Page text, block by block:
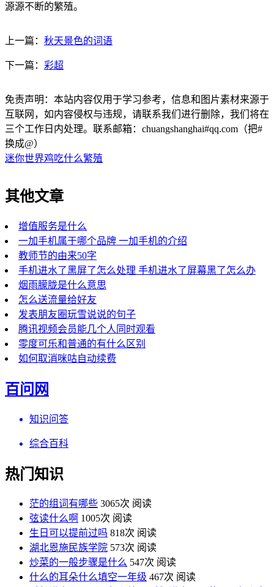
源源不断的繁殖。
上一篇： 秋天景色的词语
下一篇： 彩超
免责声明：本站内容仅用于学习参考，信息和图片素材来源于
互联网，如内容侵权与违规，请联系我们进行删除，我们将在
三个工作日内处理。联系邮箱：chuangshanghai#qq.com（把#
换成@）
迷你世界鸡吃什么繁殖
其他文章
增值服务是什么
一加手机属于哪个品牌 一加手机的介绍
教师节的由来50字
手机进水了黑屏了怎么处理 手机进水了屏幕黑了怎么办
烟雨朦胧是什么意思
怎么送流量给好友
发表朋友圈玩雪说说的句子
腾讯视频会员能几个人同时观看
零度可乐和普通的有什么区别
如何取消咪咕自动续费
百问网
知识问答
综合百科
热门知识
茫的组词有哪些 3065次 阅读
弦读什么啊 1005次 阅读
生日可以提前过吗 818次 阅读
湖北恩施民族学院 573次 阅读
炒菜的一般步骤是什么 547次 阅读
什么的耳朵什么填空一年级 467次 阅读